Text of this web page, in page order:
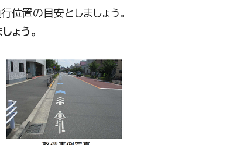
置の目安としましょう。
ょう。